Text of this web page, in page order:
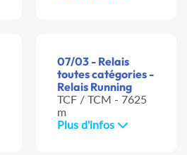
07/03 - Relais
toutes catégories -
Relais Running
TCF / TCM - 7625
m
Plus d'infos